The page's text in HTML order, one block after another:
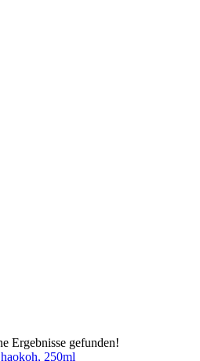
Ergebnisse gefunden!